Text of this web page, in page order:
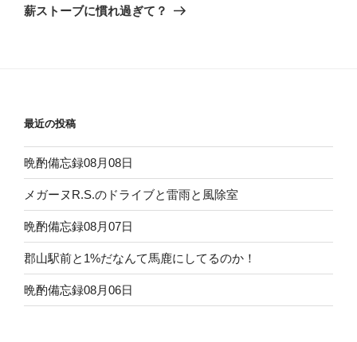
ゲ
の
薪ストーブに慣れ過ぎて？
最近の投稿
晩酌備忘録08月08日
メガーヌR.S.のドライブと雷雨と風除室
晩酌備忘録08月07日
郡山駅前と1%だなんて馬鹿にしてるのか！
晩酌備忘録08月06日